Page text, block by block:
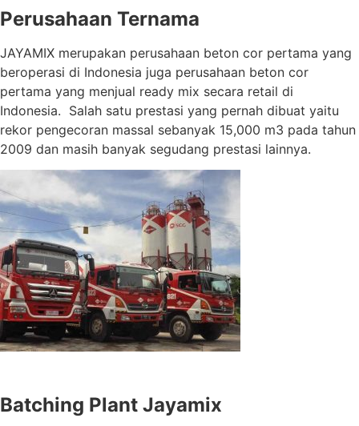
Perusahaan Ternama
JAYAMIX merupakan perusahaan beton cor pertama yang
beroperasi di Indonesia juga perusahaan beton cor
pertama yang menjual ready mix secara retail di
Indonesia. Salah satu prestasi yang pernah dibuat yaitu
rekor pengecoran massal sebanyak 15,000 m3 pada tahun
2009 dan masih banyak segudang prestasi lainnya.
Batching Plant Jayamix